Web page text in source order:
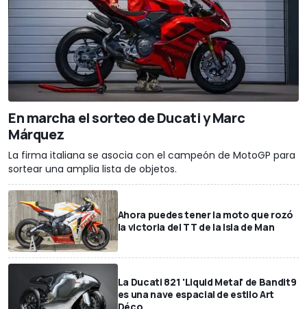
En marcha el sorteo de Ducati y Marc
Márquez
La firma italiana se asocia con el campeón de MotoGP para
sortear una amplia lista de objetos.
Ahora puedes tener la moto que rozó
la victoria del TT de la Isla de Man
La Ducati 821 'Liquid Metal' de Bandit9
es una nave espacial de estilo Art